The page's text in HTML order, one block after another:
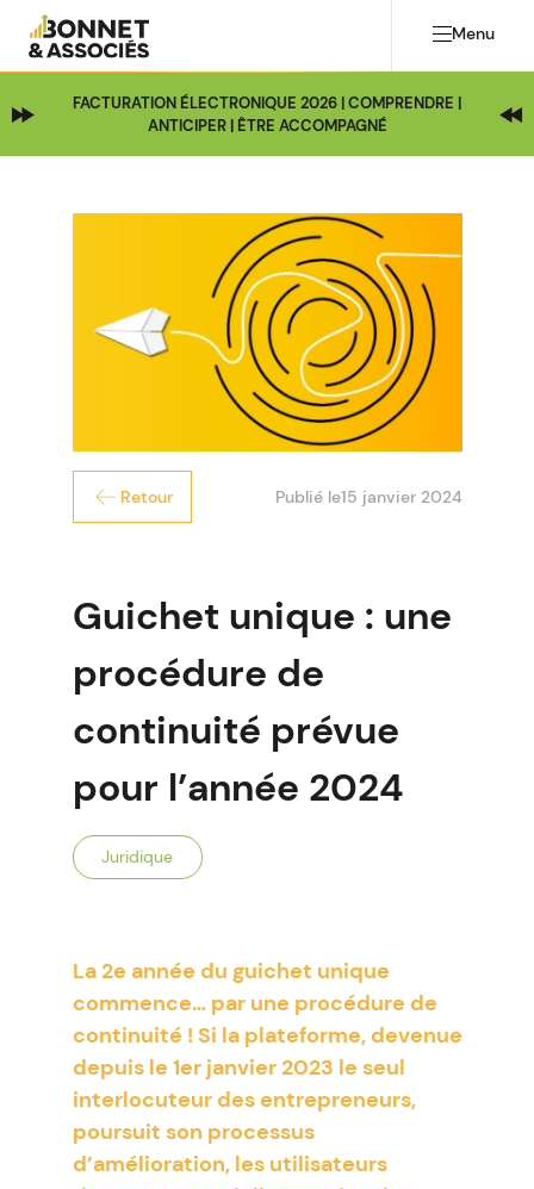
Menu
FACTURATION ÉLECTRONIQUE 2026 | COMPRENDRE |
ANTICIPER | ÊTRE ACCOMPAGNÉ
Retour Publié le15 janvier 2024
Guichet unique : une
procédure de
continuité prévue
pour l’année 2024
Juridique
La 2e année du guichet unique
commence… par une procédure de
continuité ! Si la plateforme, devenue
depuis le 1er janvier 2023 le seul
interlocuteur des entrepreneurs,
poursuit son processus
d’amélioration, les utilisateurs